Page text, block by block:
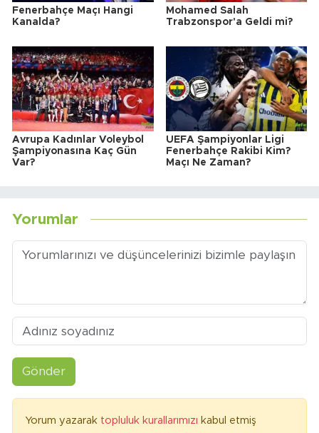
Fenerbahçe Maçı Hangi
Kanalda?
Mohamed Salah
Trabzonspor'a Geldi mi?
Avrupa Kadınlar Voleybol
Şampiyonasına Kaç Gün
Var?
UEFA Şampiyonlar Ligi
Fenerbahçe Rakibi Kim?
Maçı Ne Zaman?
Yorumlar
Gönder
Yorum yazarak topluluk kurallarımızı kabul etmiş